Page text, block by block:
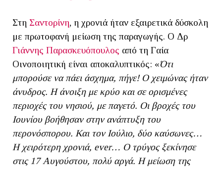
Στη Σαντορίνη, η χρονιά ήταν εξαιρετικά δύσκολη
με πρωτοφανή μείωση της παραγωγής. Ο Δρ
Γιάννης Παρασκευόπουλος από τη Γαία
Οινοποιητική είναι αποκαλυπτικός: «Ότι
μπορούσε να πάει άσχημα, πήγε! Ο χειμώνας ήταν
άνυδρος. Η άνοιξη με κρύο και σε ορισμένες
περιοχές του νησιού, με παγετό. Οι βροχές του
Ιουνίου βοήθησαν στην ανάπτυξη του
περονόσπορου. Και τον Ιούλιο, δύο καύσωνες…
Η χειρότερη χρονιά, ever… Ο τρύγος ξεκίνησε
στις 17 Αυγούστου, πολύ αργά. Η μείωση της